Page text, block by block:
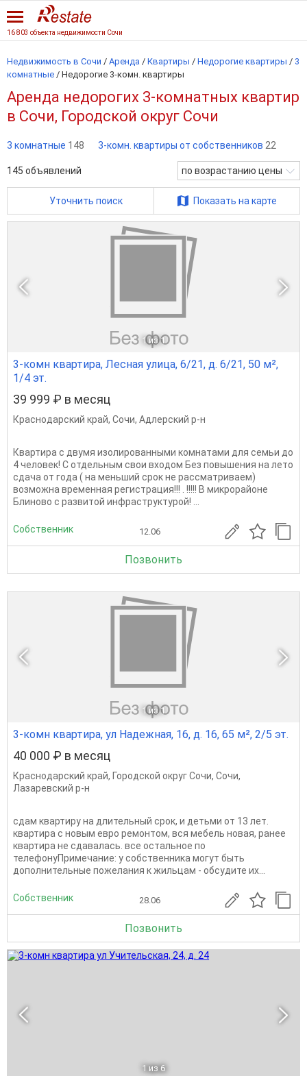
16 803 объекта недвижимости Сочи
Недвижимость в Сочи / Аренда / Квартиры / Недорогие квартиры / 3
комнатные / Недорогие 3-комн. квартиры
Аренда недорогих 3-комнатных квартир
в Сочи, Городской округ Сочи
3 комнатные 148 3-комн. квартиры от собственников 22
145 объявлений по возрастанию цены
Уточнить поиск Показать на карте
1 из 1
3-комн квартира, Лесная улица, 6/21, д. 6/21, 50 м²,
1/4 эт.
39 999 ₽ в месяц
Краснодарский край, Сочи, Адлерский р-н
Квартира с двумя изолированными комнатами для семьи до
4 человек! С отдельным свои входом Без повышения на лето
сдача от года ( на меньший срок не рассматриваем)
возможна временная регистрация!!! . !!!!! В микрорайоне
Блиново с развитой инфраструктурой! ...
Собственник 12.06
Позвонить
1 из 1
3-комн квартира, ул Надежная, 16, д. 16, 65 м², 2/5 эт.
40 000 ₽ в месяц
Краснодарский край, Городской округ Сочи, Сочи,
Лазаревский р-н
сдам квартиру на длительный срок, и детьми от 13 лет.
квартира с новым евро ремонтом, вся мебель новая, ранее
квартира не сдавалась. все остальное по
телефонуПримечание: у собственника могут быть
дополнительные пожелания к жильцам - обсудите их...
Собственник 28.06
Позвонить
1 из 6